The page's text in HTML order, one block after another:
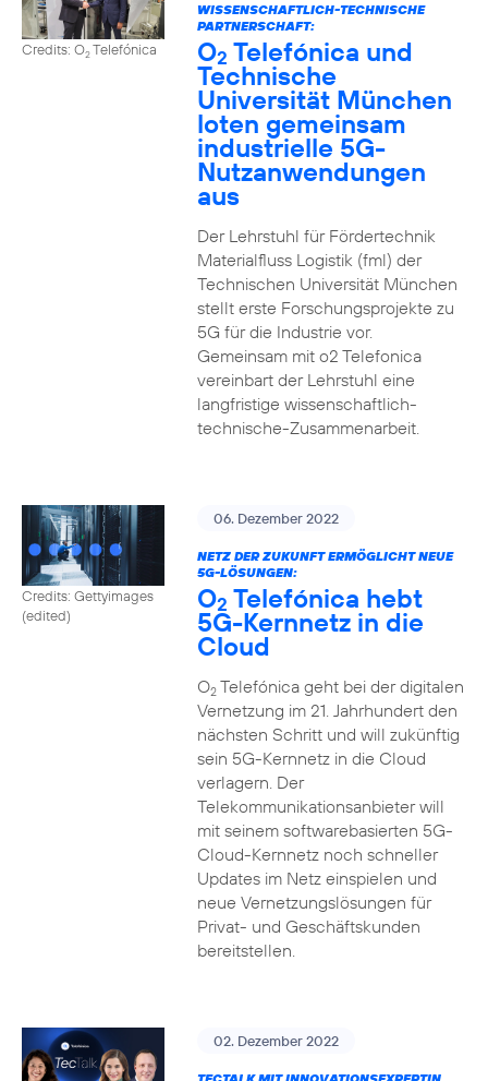
Credits: O2Telefónica
WISSENSCHAFTLICH-TECHNISCHE
PARTNERSCHAFT:
O2 Telefónica und
Technische
Universität München
loten gemeinsam
industrielle 5G-
Nutzanwendungen
aus
Der Lehrstuhl für Fördertechnik
Materialfluss Logistik (fml) der
Technischen Universität München
stellt erste Forschungsprojekte zu
5G für die Industrie vor.
Gemeinsam mit o2 Telefonica
vereinbart der Lehrstuhl eine
langfristige wissenschaftlich-
technische-Zusammenarbeit.
Credits: Gettyimages
(edited)
06. Dezember 2022
NETZ DER ZUKUNFT ERMÖGLICHT NEUE
5G-LÖSUNGEN:
O2 Telefónica hebt
5G-Kernnetz in die
Cloud
O2Telefónica geht bei der digitalen
Vernetzung im 21. Jahrhundert den
nächsten Schritt und will zukünftig
sein 5G-Kernnetz in die Cloud
verlagern. Der
Telekommunikationsanbieter will
mit seinem softwarebasierten 5G-
Cloud-Kernnetz noch schneller
Updates im Netz einspielen und
neue Vernetzungslösungen für
Privat- und Geschäftskunden
bereitstellen.
02. Dezember 2022